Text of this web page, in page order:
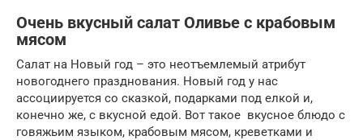
Очень вкусный салат Оливье с крабовым
мясом
Салат на Новый год – это неотъемлемый атрибут
новогоднего празднования. Новый год у нас
ассоциируется со сказкой, подарками под елкой и,
конечно же, с вкусной едой. Вот такое вкусное блюдо с
говяжьим языком, крабовым мясом, креветками и